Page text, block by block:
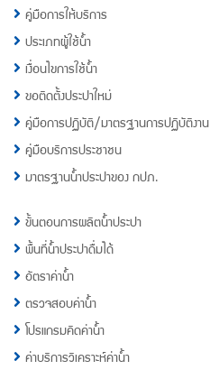
คู่มือการให้บริการ
ประเภทผู้ใช้น้ำ
เงื่อนไขการใช้น้ำ
ขอติดตั้งประปาใหม่
คู่มือการปฏิบัติ/มาตรฐานการปฏิบัติงาน
คู่มือบริการประชาชน
มาตรฐานน้ำประปาของ กปภ.
ขั้นตอนการผลิตน้ำประปา
พื้นที่น้ำประปาดื่มได้
อัตราค่าน้ำ
ตรวจสอบค่าน้ำ
โปรแกรมคิดค่าน้ำ
ค่าบริการวิเคราะห์ค่าน้ำ